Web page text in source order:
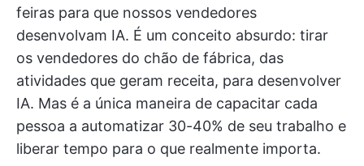
feiras para que nossos vendedores
desenvolvam IA. É um conceito absurdo: tirar
os vendedores do chão de fábrica, das
atividades que geram receita, para desenvolver
IA. Mas é a única maneira de capacitar cada
pessoa a automatizar 30-40% de seu trabalho e
liberar tempo para o que realmente importa.